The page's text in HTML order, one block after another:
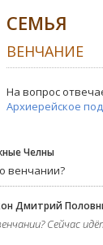
СЕМЬЯ
ВЕНЧАНИЕ
На вопрос
Архиерейское
Челны
венчании?
Дмитрий
Сейчас